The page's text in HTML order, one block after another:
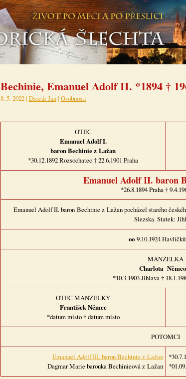
Bechinie, Emanuel Adolf II. *1894 †
8. 5. 2022 | Drocár Jan| Osobnosti
OTEC
Emanuel Adolf I.
baron Bechinie z Lažan
*30.12.1892 Rozsochatec † 22.6.1901 Praha
Emanuel Adolf II. baron
*26.8.1894 Praha †
Emanuel Adolf II. baron Bechinie z Lažan pocházel starého
Slezska. Statek:
oo 9.10.1924
MANŽELKA
Charlota
*10.3.1903 Jihlava †
OTEC MANŽELKY
František Němec
*datum místo † datum místo
POTOMCI
Emanuel Adolf III. baron Bechinie z Lažan
Dagmar Marie baronka Bechinieová z Lažan